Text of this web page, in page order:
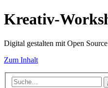
Kreativ-
Digital gestalten mit Open Source
Zum Inhalt